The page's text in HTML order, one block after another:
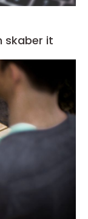
skaber it